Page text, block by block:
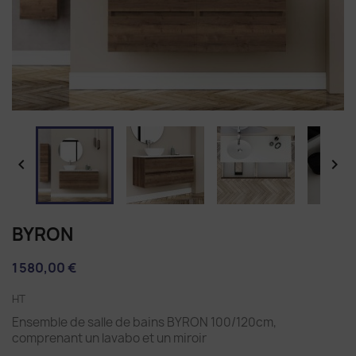
 
BYRON
1 580,00 €
HT
Ensemble de salle de bains BYRON 100/120cm,
comprenant un lavabo et un miroir